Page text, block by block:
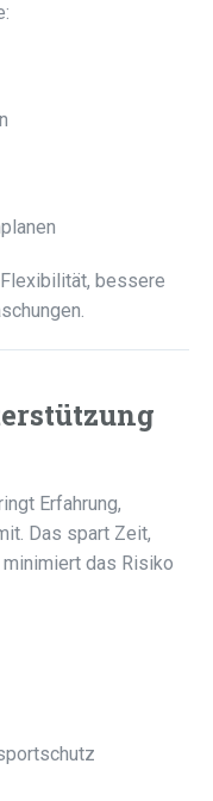
bessere
Erfahrung,
Das spart Zeit,
das Risiko